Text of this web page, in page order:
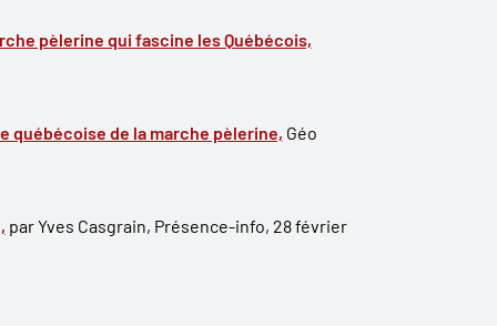
pèlerine qui fascine les Québécois,
québécoise de la marche pèlerine, Géo
par Yves Casgrain, Présence-info, 28 février